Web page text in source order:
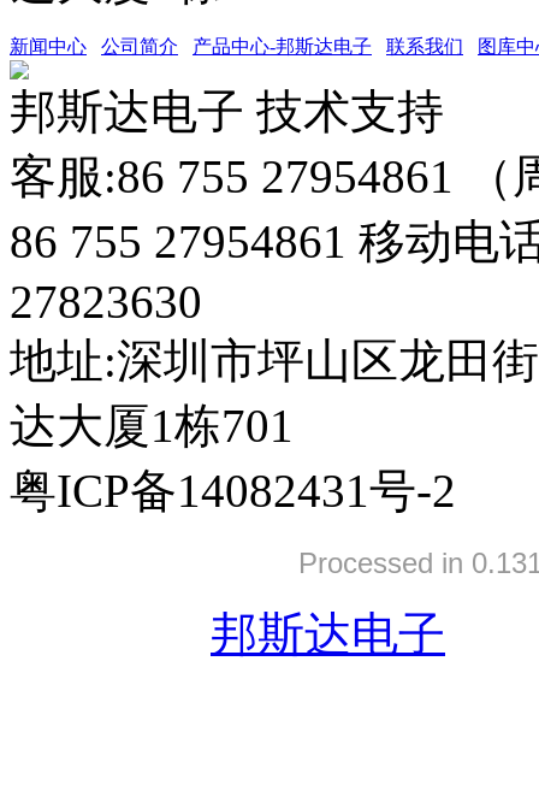
新闻中心 公司简介 产品中心-邦斯达电子 联系我们 图库
邦斯达电子 技术支持
客服:86 755 27954861
86 755 27954861 移动电
27823630
地址:深圳市坪山区龙田
达大厦1栋701
粤ICP备14082431号-2
Processed in
邦斯达电子